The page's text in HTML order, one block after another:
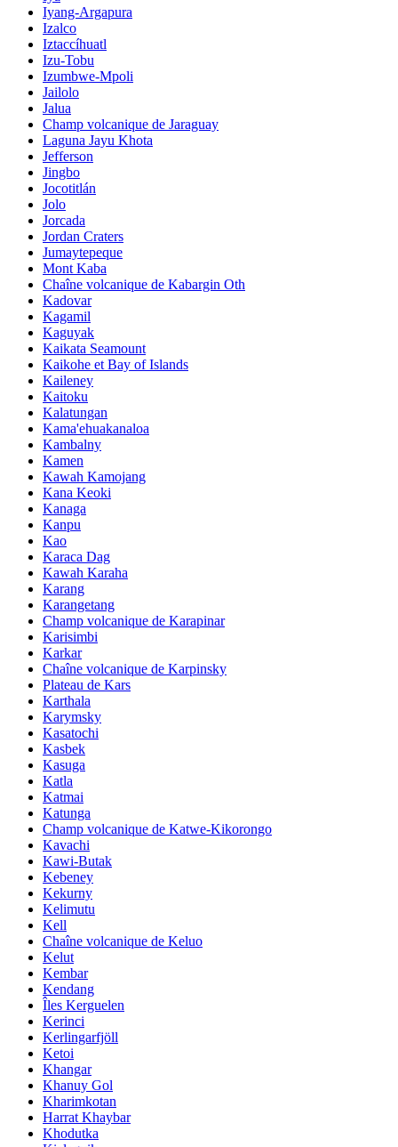
Iyang-Argapura
Izalco
Iztaccíhuatl
Izu-Tobu
Izumbwe-Mpoli
Jailolo
Jalua
Champ volcanique de Jaraguay
Laguna Jayu Khota
Jefferson
Jingbo
Jocotitlán
Jolo
Jorcada
Jordan Craters
Jumaytepeque
Mont Kaba
Chaîne volcanique de Kabargin Oth
Kadovar
Kagamil
Kaguyak
Kaikata Seamount
Kaikohe et Bay of Islands
Kaileney
Kaitoku
Kalatungan
Kama'ehuakanaloa
Kambalny
Kamen
Kawah Kamojang
Kana Keoki
Kanaga
Kanpu
Kao
Karaca Dag
Kawah Karaha
Karang
Karangetang
Champ volcanique de Karapinar
Karisimbi
Karkar
Chaîne volcanique de Karpinsky
Plateau de Kars
Karthala
Karymsky
Kasatochi
Kasbek
Kasuga
Katla
Katmai
Katunga
Champ volcanique de Katwe-Kikorongo
Kavachi
Kawi-Butak
Kebeney
Kekurny
Kelimutu
Kell
Chaîne volcanique de Keluo
Kelut
Kembar
Kendang
Îles Kerguelen
Kerinci
Kerlingarfjöll
Ketoi
Khangar
Khanuy Gol
Kharimkotan
Harrat Khaybar
Khodutka